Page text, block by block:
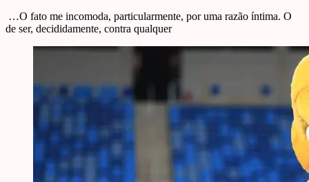
…O fato me incomoda, particularmente, por uma razão íntima. O
de ser, decididamente, contra qualquer